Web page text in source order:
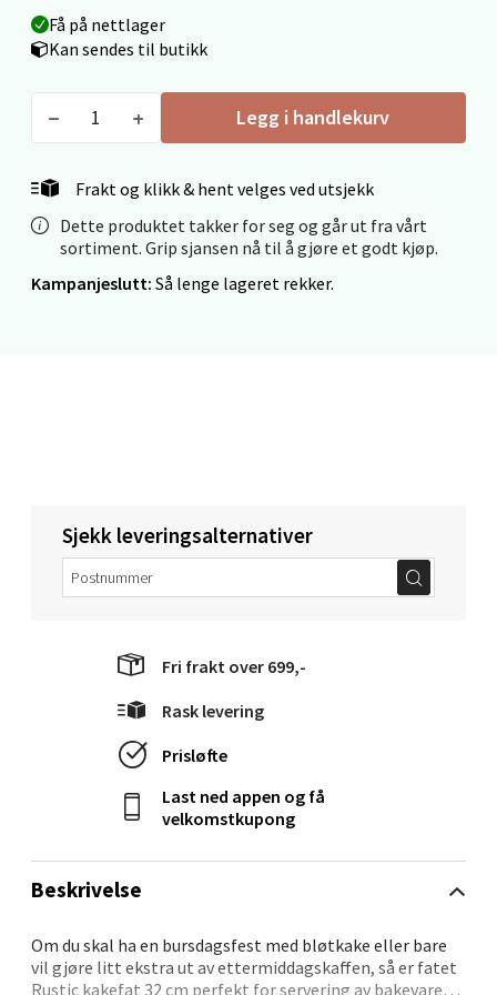
Få på nettlager
Kan sendes til butikk
Legg i handlekurv
Frakt og klikk & hent velges ved utsjekk
Dette produktet takker for seg og går ut fra vårt
sortiment. Grip sjansen nå til å gjøre et godt kjøp.
Kampanjeslutt: Så lenge lageret rekker.
Beskrivelse
Om du skal ha en bursdagsfest med bløtkake eller bare
vil gjøre litt ekstra ut av ettermiddagskaffen, så er fatet
Rustic kakefat 32 cm perfekt for servering av bakevarer.
Sjekk leveringsalternativer
Fri frakt over 699,-
Rask levering
Prisløfte
Last ned appen og få
velkomstkupong
Mo i Rana - Thon Senter Mo i Rana
Fridtjof Nansensgate 22, 8622 Mo i Rana
Åpent i dag 09-19
0 i butikk
0 i butikk
Molde - Moldetorget
Torget 1, 6413 Molde
Åpent i dag 10-20
0 i butikk